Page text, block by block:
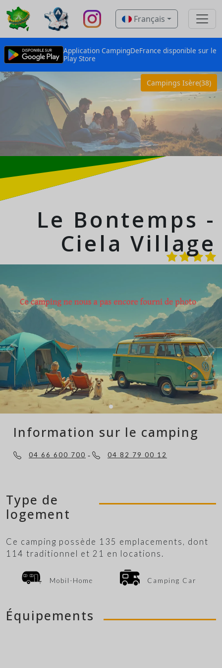
Français
Application CampingDeFrance disponible sur le
Play Store
Campings Isère(38)
Le Bontemps -
Ciela Village
Information sur le camping
04 66 600 700 - 04 82 79 00 12
Type de
logement
Ce camping possède 135 emplacements, dont
114 traditionnel et 21 en locations.
Mobil-Home Camping Car
Équipements